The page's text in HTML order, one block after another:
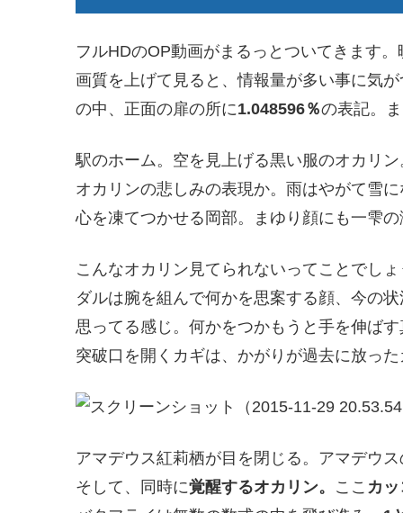
フルHDのOP動画がまるっとついてきます
画質を上げて見ると、情報量が多い事に気
の中、正面の扉の所に1.048596％の表記。
駅のホーム。空を見上げる黒い服のオカリ
オカリンの悲しみの表現か。雨はやがて雪
心を凍てつかせる岡部。まゆり顔にも一雫
こんなオカリン見てられないってことでし
ダルは腕を組んで何かを思案する顔、今の
思ってる感じ。何かをつかもうと手を伸ば
突破口を開くカギは、かがりが過去に放っ
アマデウス紅莉栖が目を閉じる。アマデウ
そして、同時に覚醒するオカリン。 ここ カ